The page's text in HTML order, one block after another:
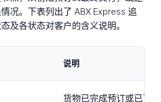
况。下表列出了 ABX Express 追
及各状态对客户的含义说明。
说明
货物已完成预订或已下